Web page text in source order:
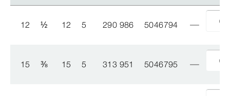
12 ½ 12 5 290 986 5046794
15 ⅜ 15 5 313 951 5046795